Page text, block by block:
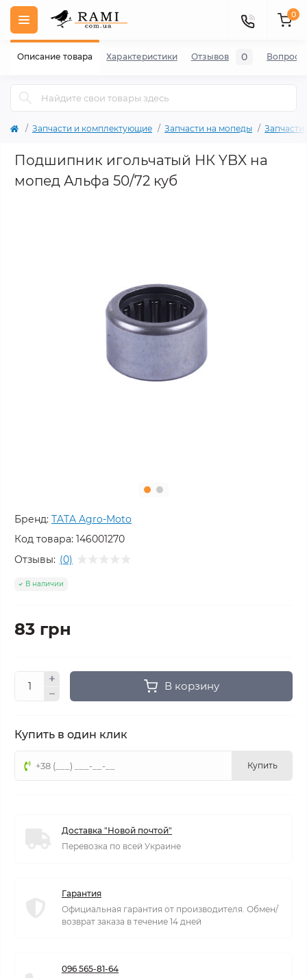
0
Запчасти и комплектующие Запчасти на мопеды
Подшипник игольчатый НК YBX на
мопед Альфа 50/72 куб
Бренд: TATA Agro-Moto
Код товара: 146001270
Отзывы: (0)
В наличии
83 грн
В корзину
Купить в один клик
Купить
Доставка "Новой почтой"
Перевозка по всей Украине
Гарантия
Официальная гарантия от производителя. Обмен/
возврат заказа в течение 14 дней
096 565-81-64
Описание товара Характеристики Отзывов 0 Вопросы